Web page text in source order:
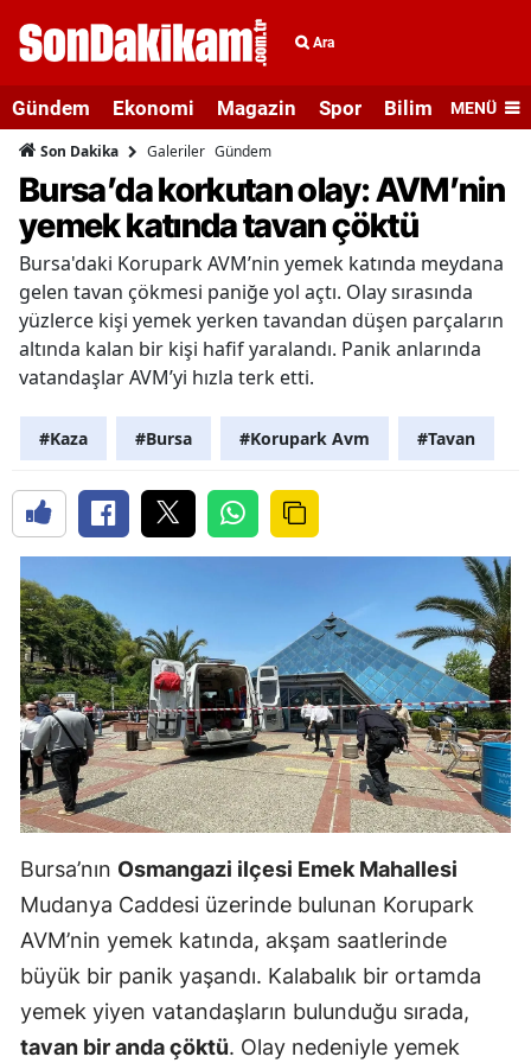
Ara
Gündem Ekonomi Magazin Spor Bilim veMENÜ
Son Dakika Galeriler Gündem
Bursa’da korkutan olay: AVM’nin
yemek katında tavan çöktü
Bursa'daki Korupark AVM’nin yemek katında meydana
gelen tavan çökmesi paniğe yol açtı. Olay sırasında
yüzlerce kişi yemek yerken tavandan düşen parçaların
altında kalan bir kişi hafif yaralandı. Panik anlarında
vatandaşlar AVM’yi hızla terk etti.
#Kaza #Bursa #Korupark Avm #Tavan
Bursa’nın Osmangazi ilçesi Emek Mahallesi
Mudanya Caddesi üzerinde bulunan Korupark
AVM’nin yemek katında, akşam saatlerinde
büyük bir panik yaşandı. Kalabalık bir ortamda
yemek yiyen vatandaşların bulunduğu sırada,
tavan bir anda çöktü. Olay nedeniyle yemek